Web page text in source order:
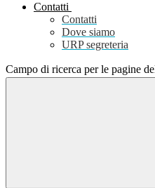
Contatti
Contatti
Dove siamo
URP segreteria
Campo di ricerca per le pagine